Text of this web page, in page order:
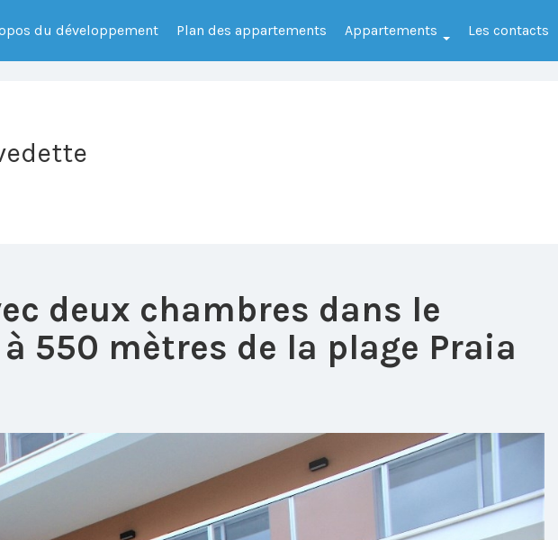
du développement Plan des appartements Appartements Les contacts
deux chambres dans le
à 550 mètres de la plage Praia